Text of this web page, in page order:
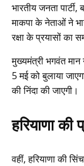
भारतीय जनता
माकपा के नेताओं ने
रक्षा के प्रयासों का
मुख्यमंत्री भगवंत मान
5 मई को बुलाया
की निंदा की जाएगी।
हरियाणा की
वहीं, हरियाणा की